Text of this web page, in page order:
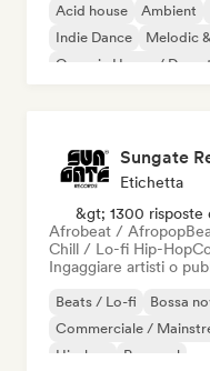
Acid house Ambient
Indie Dance
Melodic
Organic House /
Sungate
Etichetta
&gt; 1300 risposte
Afrobeat / Afropop
Chill / Lo-fi Hip-Hop
Ingaggiare artisti o
Beats / Lo-fi Bossa
Commerciale /
Hip-hop
Pop soul